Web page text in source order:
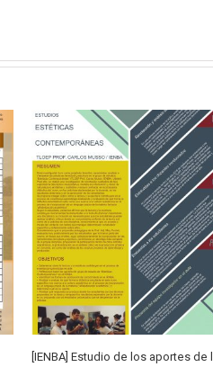
[IENBA] Estudio de los aportes de